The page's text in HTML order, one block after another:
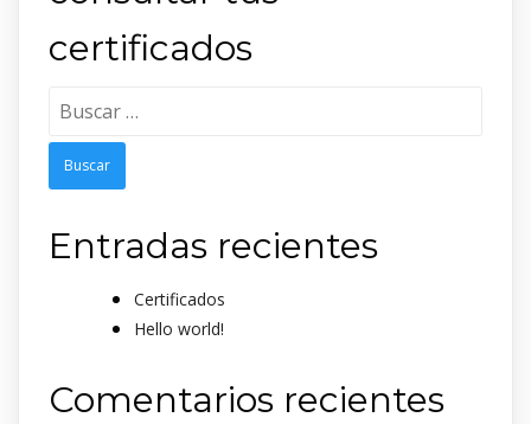
certificados
Buscar:
Entradas recientes
Certificados
Hello world!
Comentarios recientes